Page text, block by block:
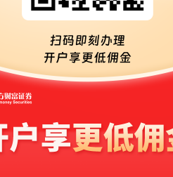
，北交所本次修订专门增加了风
秩序。
示股票的数量不得超过20万股，
情形除外。同时，北交所将单独揭
开信息。